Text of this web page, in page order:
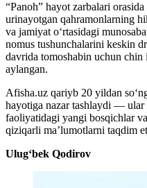
“Panoh” hayot zarbalari
urinayotgan qahramonlarning
va jamiyat o‘rtasidagi
nomus tushunchalarini keskin
davrida tomoshabin uchun
aylangan.
Afisha.uz qariyb 20 yildan
hayotiga nazar tashlaydi — ular
faoliyatidagi yangi bosqichlar
qiziqarli ma’lumotlarni taqdim
Ulug‘bek Qodirov